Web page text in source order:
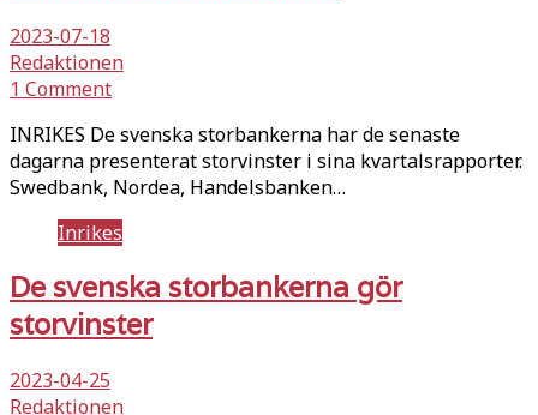
2023-07-18
Redaktionen
1 Comment
INRIKES De svenska storbankerna har de senaste
dagarna presenterat storvinster i sina kvartalsrapporter.
Swedbank, Nordea, Handelsbanken…
Inrikes
De svenska storbankerna gör
storvinster
2023-04-25
Redaktionen